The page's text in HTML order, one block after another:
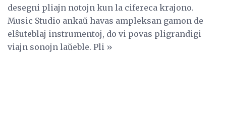
desegni pliajn notojn kun la cifereca krajono.
Music Studio ankaŭ havas ampleksan gamon de
elŝuteblaj instrumentoj, do vi povas pligrandigi
viajn sonojn laŭeble. Pli »